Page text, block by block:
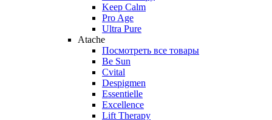
Keep Calm
Pro Age
Ultra Pure
Atache
Посмотреть все товары
Be Sun
Cvital
Despigmen
Essentielle
Excellence
Lift Therapy